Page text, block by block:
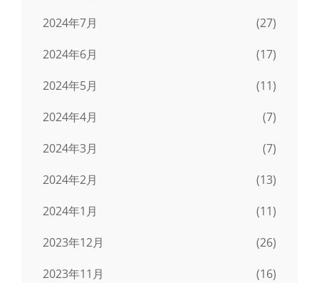
2024年7月
(27)
2024年6月
(17)
2024年5月
(11)
2024年4月
(7)
2024年3月
(7)
2024年2月
(13)
2024年1月
(11)
2023年12月
(26)
2023年11月
(16)